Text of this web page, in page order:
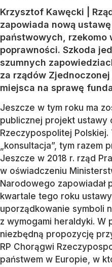
Krzysztof Kawęcki |
zapowiada nową
państwowych, rzekomo
poprawności. Szkoda
szumnych
za rządów
miejsca na sprawę
Jeszcze w tym roku ma
publicznej projekt ustawy
Rzeczypospolitej
„konsultacja”, tym razem
Jeszcze w 2018 r. rząd
w oświadczeniu
Narodowego zapowiadał
kwartale tego roku
uporządkowanie symboli
z wymogami heraldyki.
niezbędną propozycję
RP Chorągwi
państwem w Europie, w